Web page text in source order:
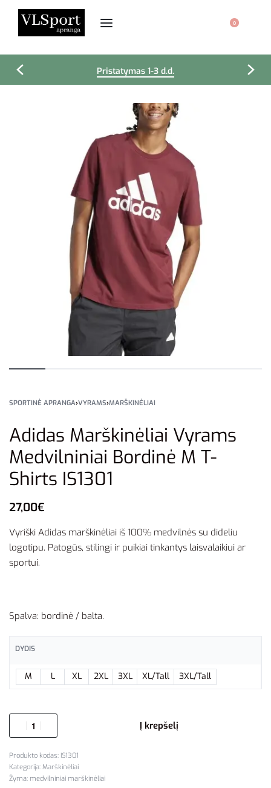
0
Pristatymas 1-3 d.d.
SPORTINĖ APRANGA›VYRAMS›MARŠKINĖLIAI
Adidas Marškinėliai Vyrams
Medvilniniai Bordinė M T-
Shirts IS1301
27,00€
Vyriški Adidas marškinėliai iš 100% medvilnės su dideliu
logotipu. Patogūs, stilingi ir puikiai tinkantys laisvalaikiui ar
sportui.
Spalva: bordinė / balta.
DYDIS
M L XL 2XL 3XL XL/Tall 3XL/Tall
Į krepšelį
IS1301
Kategorija: Marškinėliai
Žyma: medvilniniai marškinėliai